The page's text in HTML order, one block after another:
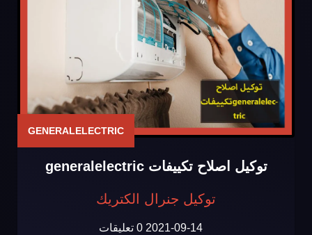
GENERALELECTRIC
توكيل اصلاح تكييفات generalelectric
توكيل جنرال الكتريك
2021-09-14 0 تعليقات